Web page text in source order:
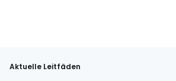
Aktuelle Leitfäden